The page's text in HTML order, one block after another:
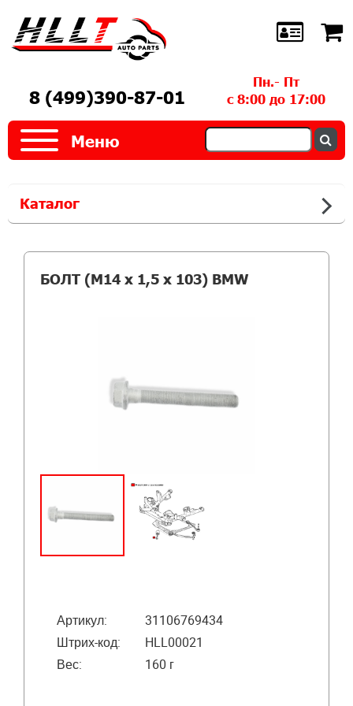
8 (499)390-87-01
Пн.- Пт
с 8:00 до 17:00
Меню
Каталог
БОЛТ (M14 х 1,5 х 103) BMW
Артикул:
31106769434
Штрих-код:
HLL00021
Вес:
160 г